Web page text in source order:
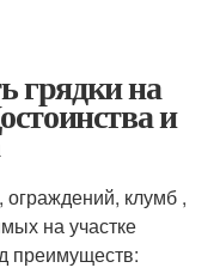
грядки на
и
клумб ,
на участке
преимуществ: